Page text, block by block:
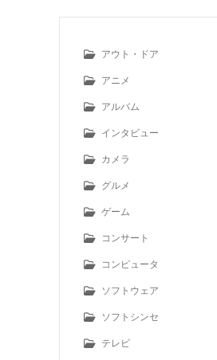
アウト・ドア
アニメ
アルバム
インタビュー
カメラ
グルメ
ゲーム
コンサート
コンピュータ
ソフトウェア
ソフトシンセ
テレビ